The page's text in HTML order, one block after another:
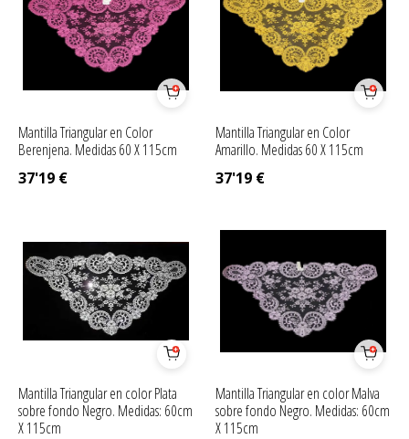
Mantilla Triangular en Color
Berenjena. Medidas 60 X 115cm
37'19 €
Mantilla Triangular en Color
Amarillo. Medidas 60 X 115cm
37'19 €
Mantilla Triangular en color Plata
sobre fondo Negro. Medidas: 60cm
X 115cm
Mantilla Triangular en color Malva
sobre fondo Negro. Medidas: 60cm
X 115cm